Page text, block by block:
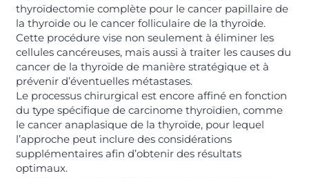
thyroïdectomie complète pour le cancer papillaire de
la thyroïde ou le cancer folliculaire de la thyroïde.
Cette procédure vise non seulement à éliminer les
cellules cancéreuses, mais aussi à traiter les causes du
cancer de la thyroïde de manière stratégique et à
prévenir d’éventuelles métastases.
Le processus chirurgical est encore affiné en fonction
du type spécifique de carcinome thyroïdien, comme
le cancer anaplasique de la thyroïde, pour lequel
l’approche peut inclure des considérations
supplémentaires afin d’obtenir des résultats
optimaux.